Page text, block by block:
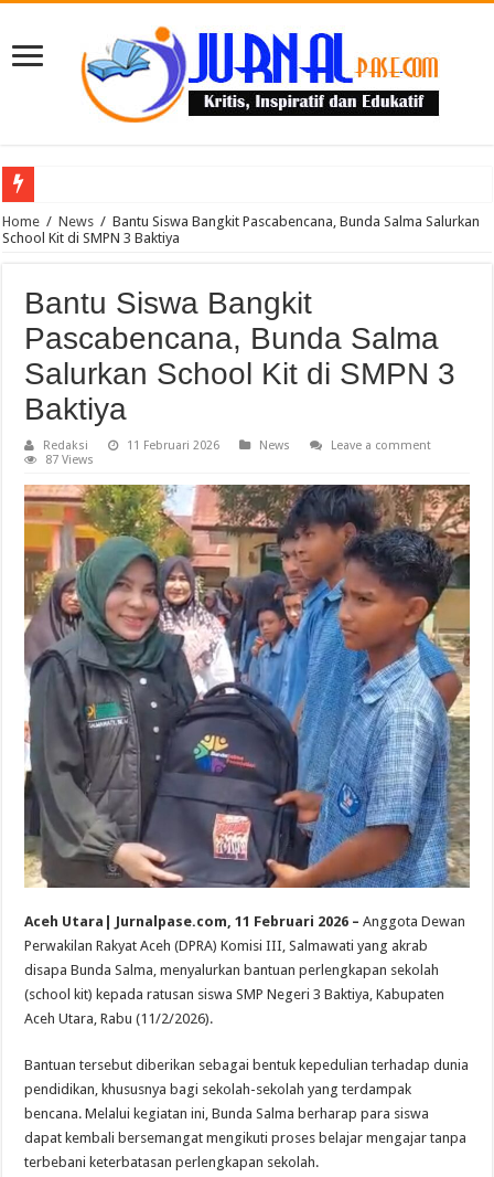
Puluhan Guru Berkumpul di TPN XIII Aceh Utara, Kacabdin Tekankan Cetak
Home / News / Bantu Siswa Bangkit Pascabencana, Bunda Salma Salurkan
School Kit di SMPN 3 Baktiya
Bantu Siswa Bangkit
Pascabencana, Bunda Salma
Salurkan School Kit di SMPN 3
Baktiya
Redaksi 11 Februari 2026 News
Leave a comment
87 Views
Aceh Utara| Jurnalpase.com, 11 Februari 2026 – Anggota Dewan
Perwakilan Rakyat Aceh (DPRA) Komisi III, Salmawati yang akrab
disapa Bunda Salma, menyalurkan bantuan perlengkapan sekolah
(school kit) kepada ratusan siswa SMP Negeri 3 Baktiya, Kabupaten
Aceh Utara, Rabu (11/2/2026).
Bantuan tersebut diberikan sebagai bentuk kepedulian terhadap dunia
pendidikan, khususnya bagi sekolah-sekolah yang terdampak
bencana. Melalui kegiatan ini, Bunda Salma berharap para siswa
dapat kembali bersemangat mengikuti proses belajar mengajar tanpa
terbebani keterbatasan perlengkapan sekolah.